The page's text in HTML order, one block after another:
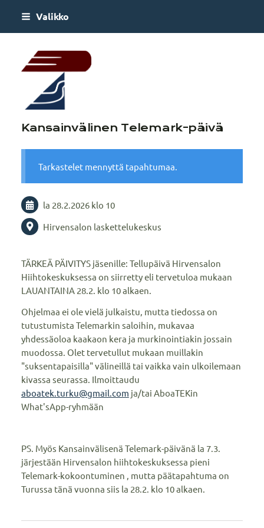
Siirry
Valikko
AboaTEK – Lounais-
Kansainvälinen Telemark-päivä
Tarkastelet mennyttä tapahtumaa.
la 28.2.2026 klo 10
Hirvensalon laskettelukeskus
TÄRKEÄ PÄIVITYS jäsenille: Tellupäivä Hirvensalon
Hiihtokeskuksessa on siirretty eli tervetuloa mukaan
LAUANTAINA 28.2. klo 10 alkaen.
Ohjelmaa ei ole vielä julkaistu, mutta tiedossa on
tutustumista Telemarkin saloihin, mukavaa
yhdessäoloa kaakaon kera ja murkinointiakin jossain
muodossa. Olet tervetullut mukaan muillakin
"suksentapaisilla" välineillä tai vaikka vain ulkoilemaan
kivassa seurassa. Ilmoittaudu
aboatek.turku@gmail.com ja/tai AboaTEKin
What'sApp-ryhmään
PS. Myös Kansainvälisenä Telemark-päivänä la 7.3.
järjestään Hirvensalon hiihtokeskuksessa pieni
Telemark-kokoontuminen , mutta päätapahtuma on
Turussa tänä vuonna siis la 28.2. klo 10 alkaen.